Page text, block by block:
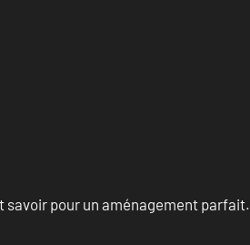
savoir pour un aménagement parfait.